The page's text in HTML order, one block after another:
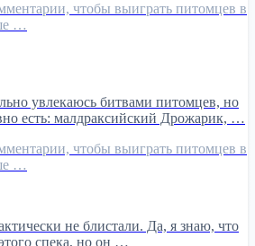
чтобы выиграть питомцев в
…
увлекаюсь битвами питомцев, но
есть: малдраксийский Дрожарик, …
чтобы выиграть питомцев в
…
не блистали. Да, я знаю, что
спека, но он …